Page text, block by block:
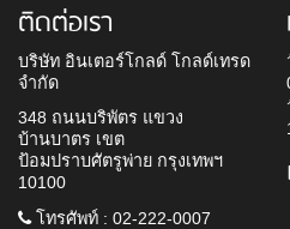
ติดต่อเรา
บริษัท อินเตอร์โกลด์ โกลด์เทรด
จำกัด
348 ถนนบริพัตร แขวง
บ้านบาตร เขต
ป้อมปราบศัตรูพ่าย กรุงเทพฯ
10100
โทรศัพท์ : 02-222-0007